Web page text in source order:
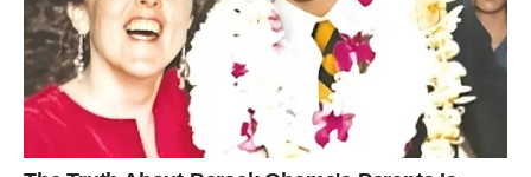
LEDENE KOCKE S VIŠNJAMA 👌 Kolač je tako mekan i
nježan, praktički se topi u ustima! 💥❗❗
RAFAELO LEDENE KOCKE S VIŠNJAMA: Ova torta je
nevjerojatno vlažna, topi se u ustima, a svi jedva čekaju da se
dočepaju recepta. Kombinacija Rafaelo kockica leda i višanja